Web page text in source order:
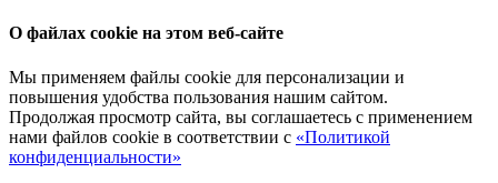
О файлах cookie на этом веб-сайте
Мы применяем файлы cookie для персонализации и
повышения удобства пользования нашим сайтом.
Продолжая просмотр сайта, вы соглашаетесь с применением
нами файлов cookie в соответствии с «Политикой
конфиденциальности»